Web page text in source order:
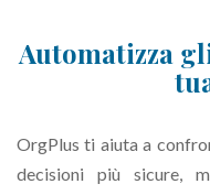
Automatizza
OrgPlus ti aiuta a
decisioni più sicure,